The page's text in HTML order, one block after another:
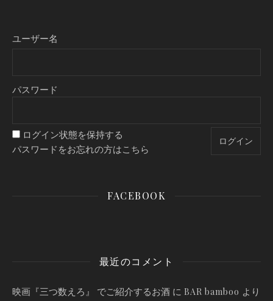
ユーザー名
パスワード
ログイン状態を保持する
パスワードをお忘れの方はこちら
FACEBOOK
最近のコメント
映画『三つ数えろ』 でご紹介するお酒 に BAR bamboo より